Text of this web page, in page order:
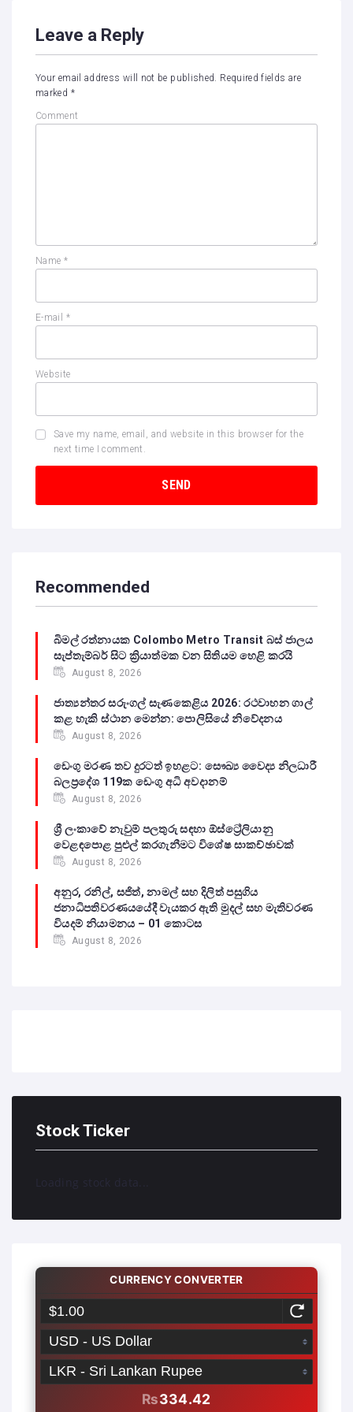
Leave a Reply
Your email address will not be published. Required fields are
marked *
Comment
Name *
E-mail *
Website
Save my name, email, and website in this browser for the
next time I comment.
Recommended
බිමල් රත්නායක Colombo Metro Transit බස් ජාලය
සැප්තැම්බර් සිට ක්‍රියාත්මක වන සිතියම හෙළි කරයි
August 8, 2026
ජාත්‍යන්තර සරුංගල් සැණකෙළිය 2026: රථවාහන ගාල්
කළ හැකි ස්ථාන මෙන්න: පොලිසියේ නිවේදනය
August 8, 2026
ඩෙංගු මරණ තව දුරටත් ඉහළට: සෞඛ්‍ය වෛද්‍ය නිලධාරී
බලප්‍රදේශ 119ක ඩෙංගු අධි අවදානම්
August 8, 2026
ශ්‍රී ලංකාවේ නැවුම් පලතුරු සඳහා ඕස්ට්‍රේලියානු
වෙළඳපොළ පුළුල් කරගැනීමට විශේෂ සාකච්ඡාවක්
August 8, 2026
අනුර, රනිල්, සජිත්, නාමල් සහ දිලිත් පසුගිය
ජනාධිපතිවරණයයේදී වැයකර ඇති මුදල් සහ මැතිවරණ
වියදම් නියාමනය – 01 කොටස
August 8, 2026
Stock Ticker
Loading stock data...